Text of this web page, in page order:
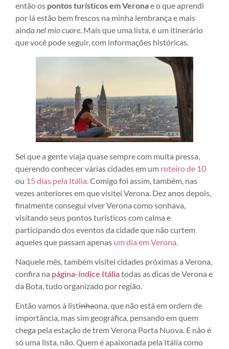
então os pontos turísticos em Veronae o que aprendi
por lá estão bem frescos na minha lembrança e mais
ainda nel mio cuore. Mais que uma lista, é um itinerário
que você pode seguir, com informações históricas.
Sei que a gente viaja quase sempre com muita pressa,
querendo conhecer várias cidades em um roteiro de 10
ou 15 dias pela Itália. Comigo foi assim, também, nas
vezes anteriores em que visitei Verona. Dez anos depois,
finalmente consegui viver Verona como sonhava,
visitando seus pontos turísticos com calma e
participando dos eventos da cidade que não curtem
aqueles que passam apenas um dia em Verona.
Naquele mês, também visitei cidades próximas a Verona,
confira na página-índice Itáliatodas as dicas de Verona e
da Bota, tudo organizado por região.
Então vamos à listinhaona, que não está em ordem de
importância, mas sim geográfica, pensando em quem
chega pela estação de trem Verona Porta Nuova. E não é
só uma lista, não. Quem é apaixonada pela Itália como